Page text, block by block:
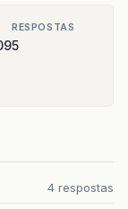
RESPOSTAS
5
4 respostas